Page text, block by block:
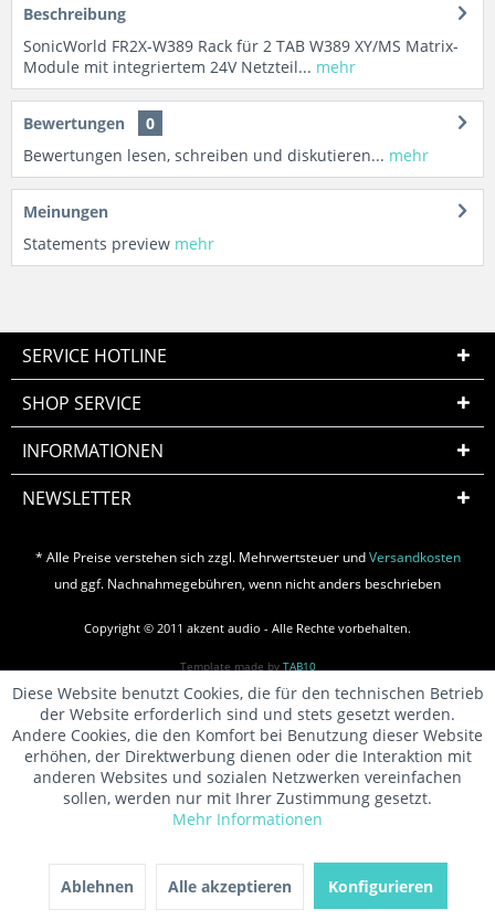
Beschreibung
SonicWorld FR2X-W389 Rack für 2 TAB W389 XY/MS Matrix-
Module mit integriertem 24V Netzteil... mehr
Bewertungen
0
Bewertungen lesen, schreiben und diskutieren... mehr
Meinungen
Statements preview mehr
SERVICE HOTLINE
SHOP SERVICE
INFORMATIONEN
NEWSLETTER
* Alle Preise verstehen sich zzgl. Mehrwertsteuer undVersandkosten
und ggf. Nachnahmegebühren, wenn nicht anders beschrieben
Copyright © 2011 akzent audio - Alle Rechte vorbehalten.
Template made by TAB10
Diese Website benutzt Cookies, die für den technischen Betrieb
der Website erforderlich sind und stets gesetzt werden.
Andere Cookies, die den Komfort bei Benutzung dieser Website
erhöhen, der Direktwerbung dienen oder die Interaktion mit
anderen Websites und sozialen Netzwerken vereinfachen
sollen, werden nur mit Ihrer Zustimmung gesetzt.
Mehr Informationen
Ablehnen Alle akzeptieren Konfigurieren